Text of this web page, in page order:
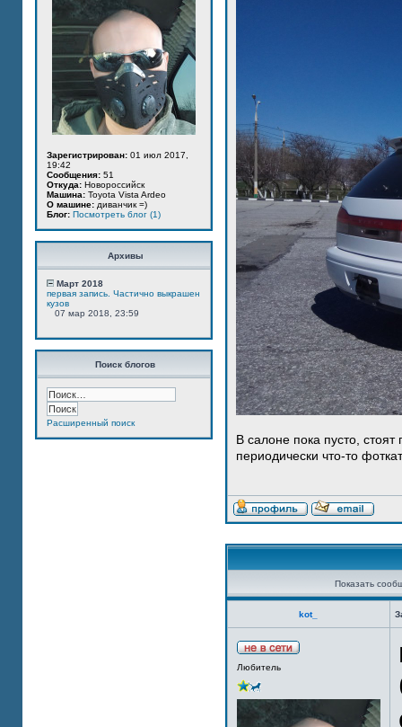
Зарегистрирован: 01 июл 2017,
19:42
Сообщения: 51
Откуда: Новороссийск
Машина: Toyota Vista Ardeo
О машине: диванчик =)
Блог: Посмотреть блог (1)
Архивы
Март 2018
первая запись. Частично выкрашен
кузов
07 мар 2018, 23:59
Поиск блогов
Расширенный поиск
В салоне пока пусто,
периодически что-то
Показать
kot_
Любитель